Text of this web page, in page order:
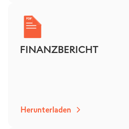
FINANZBERICHT
Herunterladen